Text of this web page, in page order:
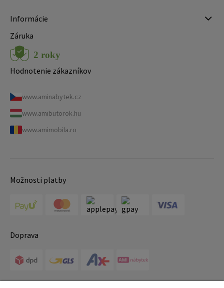
Informácie
Záruka
Hodnotenie zákazníkov
www.aminabytek.cz
www.amibutorok.hu
www.amimobila.ro
Možnosti platby
Doprava